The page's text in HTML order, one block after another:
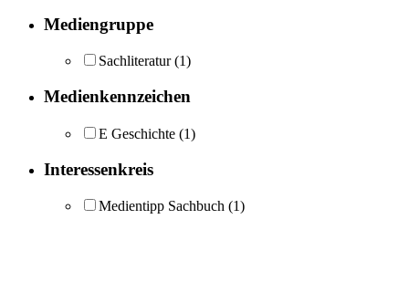
Mediengruppe
Sachliteratur (1)
Medienkennzeichen
E Geschichte (1)
Interessenkreis
Medientipp Sachbuch (1)